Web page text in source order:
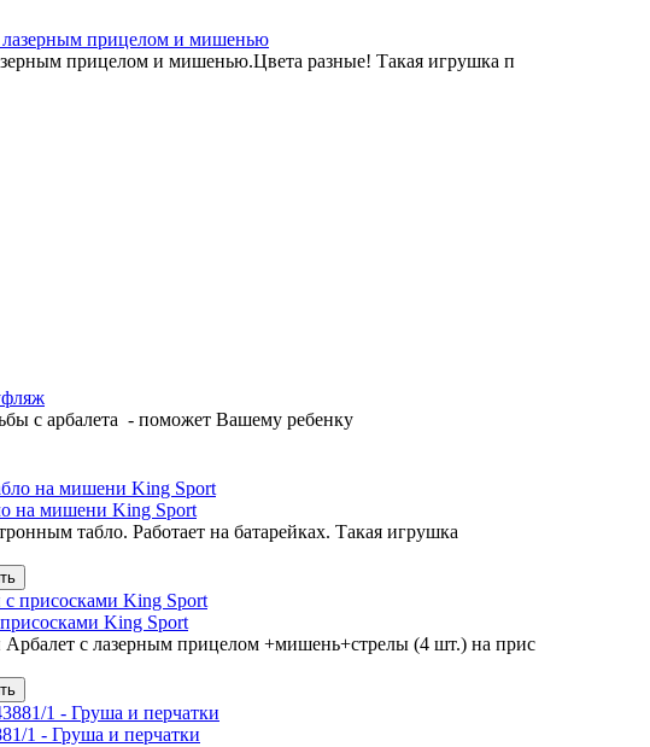
лазерным прицелом и мишенью
прицелом и мишенью.Цвета разные! Такая игрушка п
с арбалета - поможет Вашему ребенку
на мишени King Sport
табло. Работает на батарейках. Такая игрушка
King Sport
с лазерным прицелом +мишень+стрелы (4 шт.) на прис
1 - Груша и перчатки